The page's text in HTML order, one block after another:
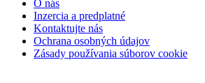
O nás
Inzercia a predplatné
Kontaktujte nás
Ochrana osobných údajov
Zásady používania súborov cookie